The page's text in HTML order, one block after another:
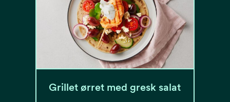
Grillet ørret med gresk salat